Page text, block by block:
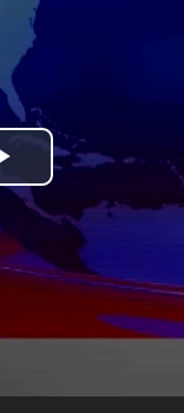
Toista
Video